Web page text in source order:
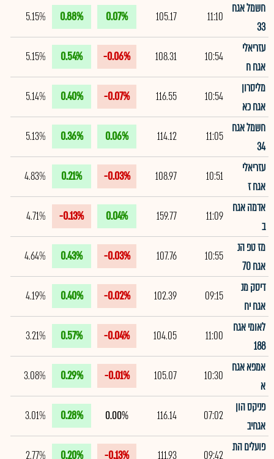
חשמל אגח
33
11:10
105.17
0.07%
0.88%
5.15%
עזריאלי
אגח ח
10:54
108.31
-0.06%
0.54%
5.15%
מליסרון
אגח כא
10:54
116.55
-0.07%
0.40%
5.14%
חשמל אגח
34
11:05
114.12
0.06%
0.36%
5.13%
עזריאלי
אגח ז
10:51
108.97
-0.03%
0.21%
4.83%
אדמה אגח
ב
11:09
159.77
0.04%
-0.13%
4.71%
מז טפ הנ
אגח 70
10:55
107.76
-0.03%
0.43%
4.64%
דיסק מנ
אגח יח
09:15
102.39
-0.02%
0.40%
4.19%
לאומי אגח
188
11:00
104.05
-0.04%
0.57%
3.21%
אמפא אגח
א
10:30
105.07
-0.01%
0.29%
3.08%
פניקס הון
אגחיב
07:02
116.14
0.00%
0.28%
3.01%
פועלים הת
09:42
111.93
-0.13%
0.20%
2.77%